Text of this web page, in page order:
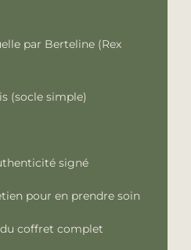
par Berteline (Rex
(socle simple)
signé
pour en prendre soin
coffret complet